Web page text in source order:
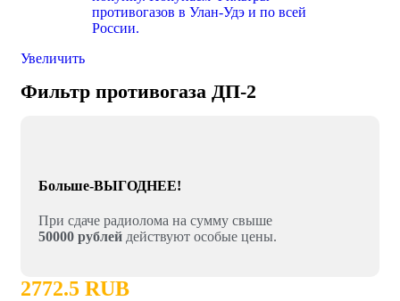
Увеличить
Фильтр противогаза ДП-2
Больше-ВЫГОДНЕЕ!
При сдаче радиолома на сумму свыше
50000 рублей действуют особые цены.
2772.5 RUB